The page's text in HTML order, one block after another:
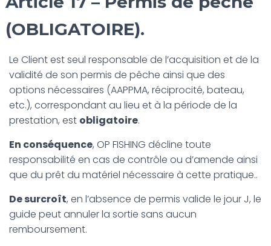
(OBLIGATOIRE).
Le Client est seul responsable de l’acquisition et de la
validité de son permis de pêche ainsi que des
options nécessaires (AAPPMA, réciprocité, bateau,
etc.), correspondant au lieu et à la période de la
prestation, est obligatoire.
En conséquence, OP FISHING décline toute
responsabilité en cas de contrôle ou d’amende ainsi
que du prêt du matériel nécessaire à cette pratique..
De surcroît, en l’absence de permis valide le jour J, le
guide peut annuler la sortie sans aucun
remboursement.